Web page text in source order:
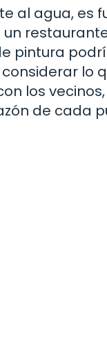
al agua, es
un
pintura
lo
los
de cada